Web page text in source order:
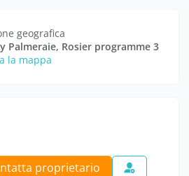
geografica
Palmeraie, Rosier programme 3
la mappa
proprietario